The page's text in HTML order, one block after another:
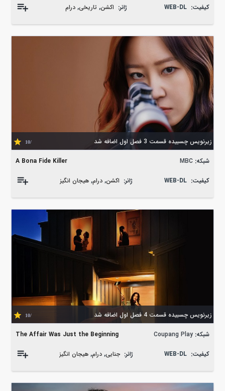
کیفیت: WEB-DL ژانر: اکشن, تاریخی, درام
زیرنویس چسبیده قسمت 3 فصل اول اضافه شد /10
A Bona Fide Killer شبکه: MBC
کیفیت: WEB-DL ژانر: اکشن, درام, هیجان انگیز
زیرنویس چسبیده قسمت 4 فصل اول اضافه شد /10
The Affair Was Just the Beginning شبکه: Coupang Play
کیفیت: WEB-DL ژانر: جنایی, درام, هیجان انگیز